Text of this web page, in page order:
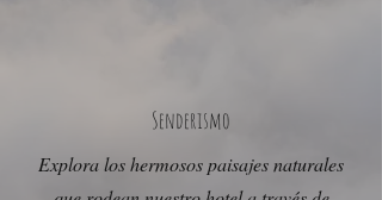
Senderismo
Explora los hermosos paisajes naturales